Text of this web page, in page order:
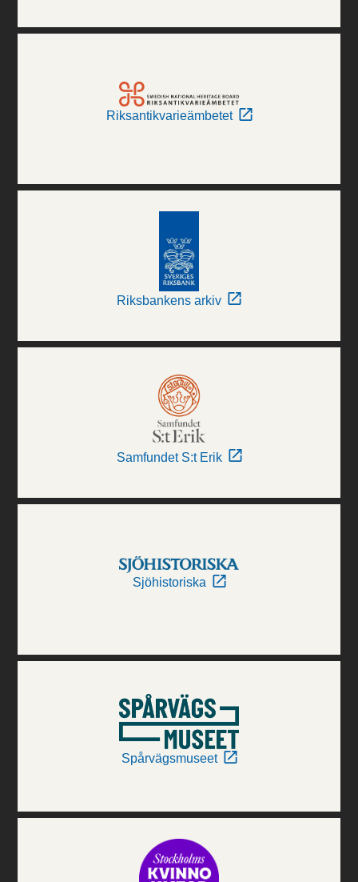
Riksantikvarieämbetet
Riksbankens arkiv
Samfundet S:t Erik
Sjöhistoriska
Spårvägsmuseet